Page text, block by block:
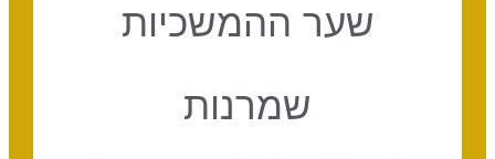
שער ההמשכיות
שמרנות